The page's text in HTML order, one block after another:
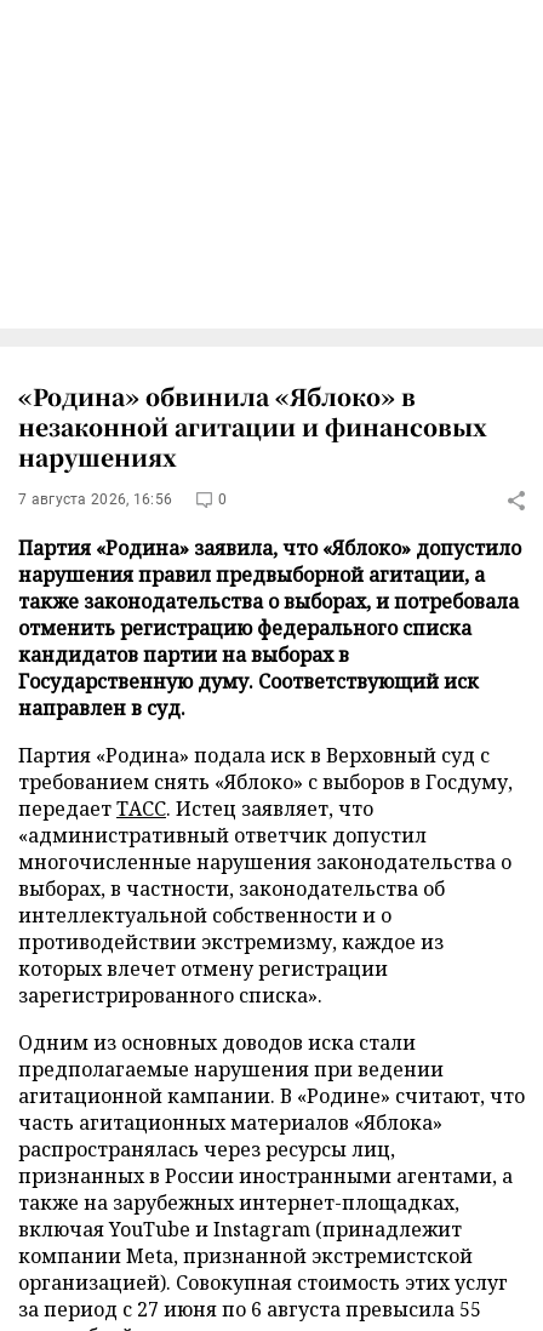
«Родина» обвинила «Яблоко» в
незаконной агитации и финансовых
нарушениях
7 августа 2026, 16:56 0
Партия «Родина» заявила, что «Яблоко» допустило
нарушения правил предвыборной агитации, а
также законодательства о выборах, и потребовала
отменить регистрацию федерального списка
кандидатов партии на выборах в
Государственную думу. Соответствующий иск
направлен в суд.
Партия «Родина» подала иск в Верховный суд с
требованием снять «Яблоко» с выборов в Госдуму,
передаетТАСС. Истец заявляет, что
«административный ответчик допустил
многочисленные нарушения законодательства о
выборах, в частности, законодательства об
интеллектуальной собственности и о
противодействии экстремизму, каждое из
которых влечет отмену регистрации
зарегистрированного списка».
Одним из основных доводов иска стали
предполагаемые нарушения при ведении
агитационной кампании. В «Родине» считают, что
часть агитационных материалов «Яблока»
распространялась через ресурсы лиц,
признанных в России иностранными агентами, а
также на зарубежных интернет-площадках,
включая YouTube и Instagram (принадлежит
компании Meta, признанной экстремистской
организацией). Совокупная стоимость этих услуг
за период с 27 июня по 6 августа превысила 55